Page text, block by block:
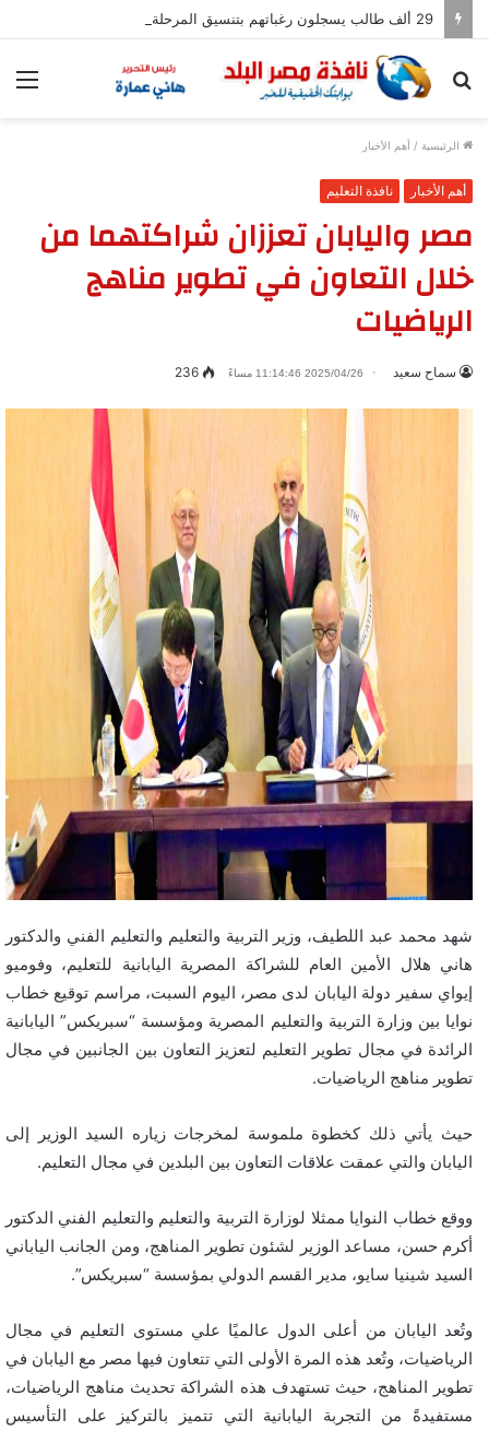
29 ألف طالب يسجلون رغباتهم بتنسيق المرحلة الأولى للجامعات
بحث
الرئيسية / أهم الأخبار
أهم الأخبار نافذة التعليم
مصر واليابان تعززان شراكتهما من
خلال التعاون في تطوير مناهج
الرياضيات
سماح سعيد 2025/04/26 11:14:46 مساءً 236
شهد محمد عبد اللطيف، وزير التربية والتعليم والتعليم الفني والدكتور
هاني هلال الأمين العام للشراكة المصرية اليابانية للتعليم، وفوميو
إيواي سفير دولة اليابان لدى مصر، اليوم السبت، مراسم توقيع خطاب
نوايا بين وزارة التربية والتعليم المصرية ومؤسسة “سبريكس” اليابانية
الرائدة في مجال تطوير التعليم لتعزيز التعاون بين الجانبين في مجال
تطوير مناهج الرياضيات.
حيث يأتي ذلك كخطوة ملموسة لمخرجات زياره السيد الوزير إلى
اليابان والتي عمقت علاقات التعاون بين البلدين في مجال التعليم.
ووقع خطاب النوايا ممثلا لوزارة التربية والتعليم والتعليم الفني الدكتور
أكرم حسن، مساعد الوزير لشئون تطوير المناهج، ومن الجانب الياباني
السيد شينيا سايو، مدير القسم الدولي بمؤسسة “سبريكس”.
وتُعد اليابان من أعلى الدول عالميًا علي مستوى التعليم في مجال
الرياضيات، وتُعد هذه المرة الأولى التي تتعاون فيها مصر مع اليابان في
تطوير المناهج، حيث تستهدف هذه الشراكة تحديث مناهج الرياضيات،
مستفيدةً من التجربة اليابانية التي تتميز بالتركيز على التأسيس